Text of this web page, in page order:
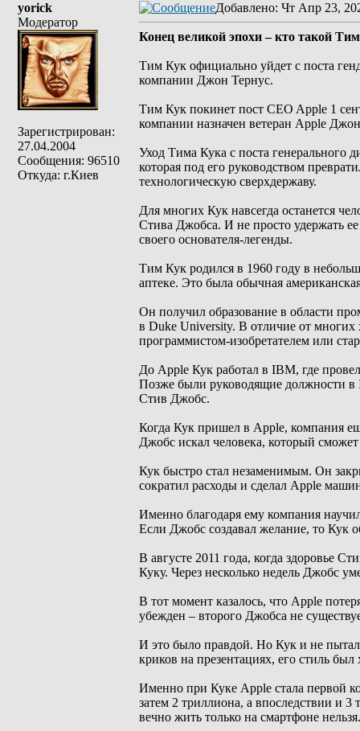
yorick
Модератор
Зарегистрирован:
27.04.2004
Сообщения: 96510
Откуда: г.Киев
Добавлено: Чт Апр 23,
Конец великой эпохи – кто такой
Тим Кук официально уйдет с поста
компании Джон Тернус.
Тим Кук покинет пост CEO Apple 1
компании назначен ветеран Apple
Уход Тима Кука с поста генерального
которая под его руководством
технологическую сверхдержаву.
Для многих Кук навсегда останется
Стива Джобса. И не просто удержать ее
своего основателя-легенды.
Тим Кук родился в 1960 году в
аптеке. Это была обычная
Он получил образование в области
в Duke University. В отличие от
программистом-изобретателем или
До Apple Кук работал в IBM, где
Позже были руководящие должности в
Стив Джобс.
Когда Кук пришел в Apple, компания
Джобс искал человека, который
Кук быстро стал незаменимым. Он
сократил расходы и сделал Apple
Именно благодаря ему компания
Если Джобс создавал желание, то Кук
В августе 2011 года, когда здоровье
Куку. Через несколько недель Джобс
В тот момент казалось, что Apple
убежден – второго Джобса не
И это было правдой. Но Кук и не
криков на презентациях, его стиль
Именно при Куке Apple стала первой
затем 2 триллиона, а впоследствии и
вечно жить только на смартфоне